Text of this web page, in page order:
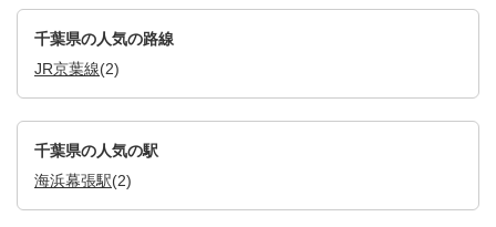
千葉県の人気の路線
JR京葉線(2)
千葉県の人気の駅
海浜幕張駅(2)